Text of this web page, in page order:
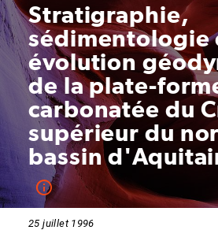
Stratigraphie,
sédimentologie
évolution
de la plate-
carbonatée du
supérieur du
bassin
25 juillet 1996